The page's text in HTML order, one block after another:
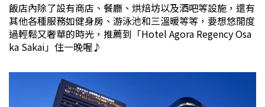
飯店內除了設有商店、餐廳、烘焙坊以及酒吧等設施，還有
其他各種服務如健身房、游泳池和三溫暖等等，要想悠閒度
過輕鬆又奢華的時光，推薦到「Hotel Agora Regency Osa
ka Sakai」住一晚喔♪